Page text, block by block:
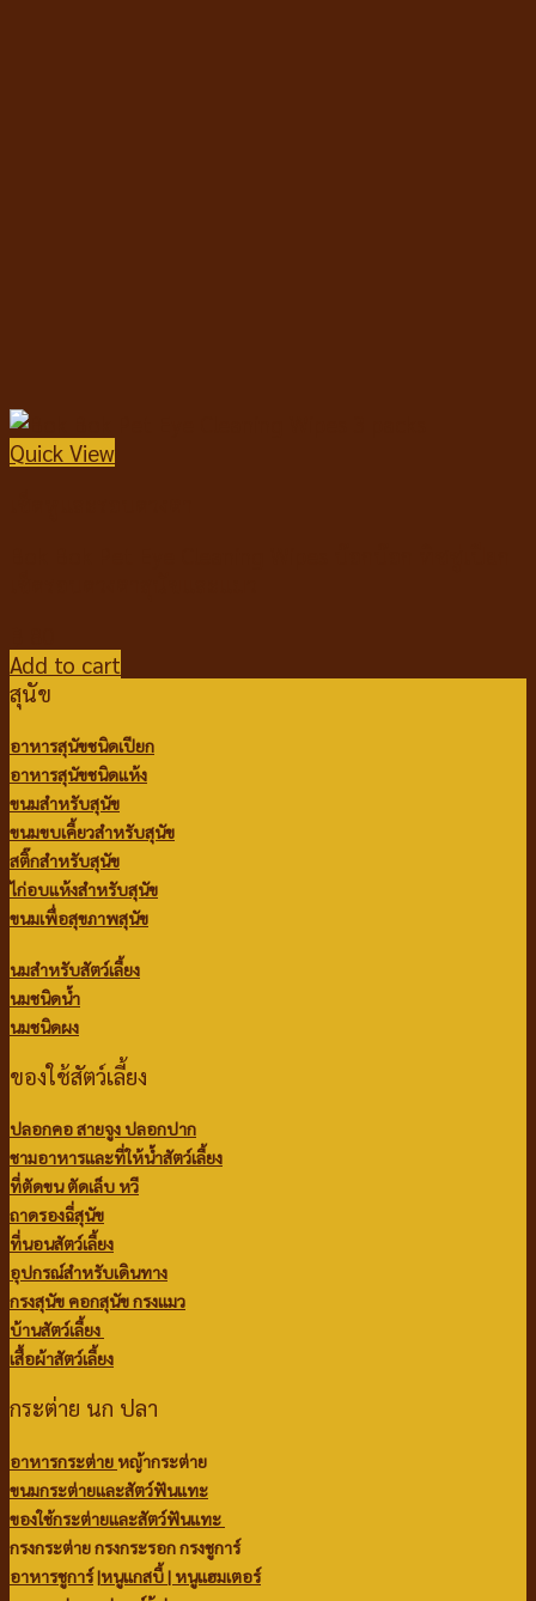
Quick View
Add to cart
สุนัข
อาหารสุนัขชนิดเปียก
อาหารสุนัขชนิดแห้ง
ขนมสำหรับสุนัข
ขนมขบเคี้ยวสำหรับสุนัข
สติ๊กสำหรับสุนัข
ไก่อบแห้งสำหรับสุนัข
ขนมเพื่อสุขภาพสุนัข
นมสำหรับสัตว์เลี้ยง
นมชนิดน้ำ
นมชนิดผง
ของใช้สัตว์เลี้ยง
ปลอกคอ สายจูง ปลอกปาก
ชามอาหารและที่ให้น้ำสัตว์เลี้ยง
ที่ตัดขน ตัดเล็บ หวี
ถาดรองฉี่สุนัข
ที่นอนสัตว์เลี้ยง
อุปกรณ์สำหรับเดินทาง
กรงสุนัข คอกสุนัข กรงแมว
บ้านสัตว์เลี้ยง
เสื้อผ้าสัตว์เลี้ยง
กระต่าย นก ปลา
อาหารกระต่าย หญ้ากระต่าย
ขนมกระต่ายและสัตว์ฟันแทะ
ของใช้กระต่ายและสัตว์ฟันแทะ
กรงกระต่าย กรงกระรอก กรงชูการ์
อาหารชูการ์|หนูแกสบี้ | หนูแฮมเตอร์